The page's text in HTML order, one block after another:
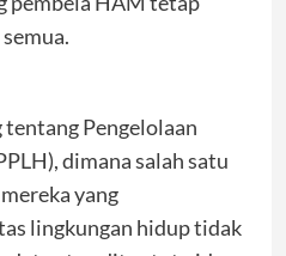
Pengelolaan
dimana salah satu
yang
lingkungan hidup tidak